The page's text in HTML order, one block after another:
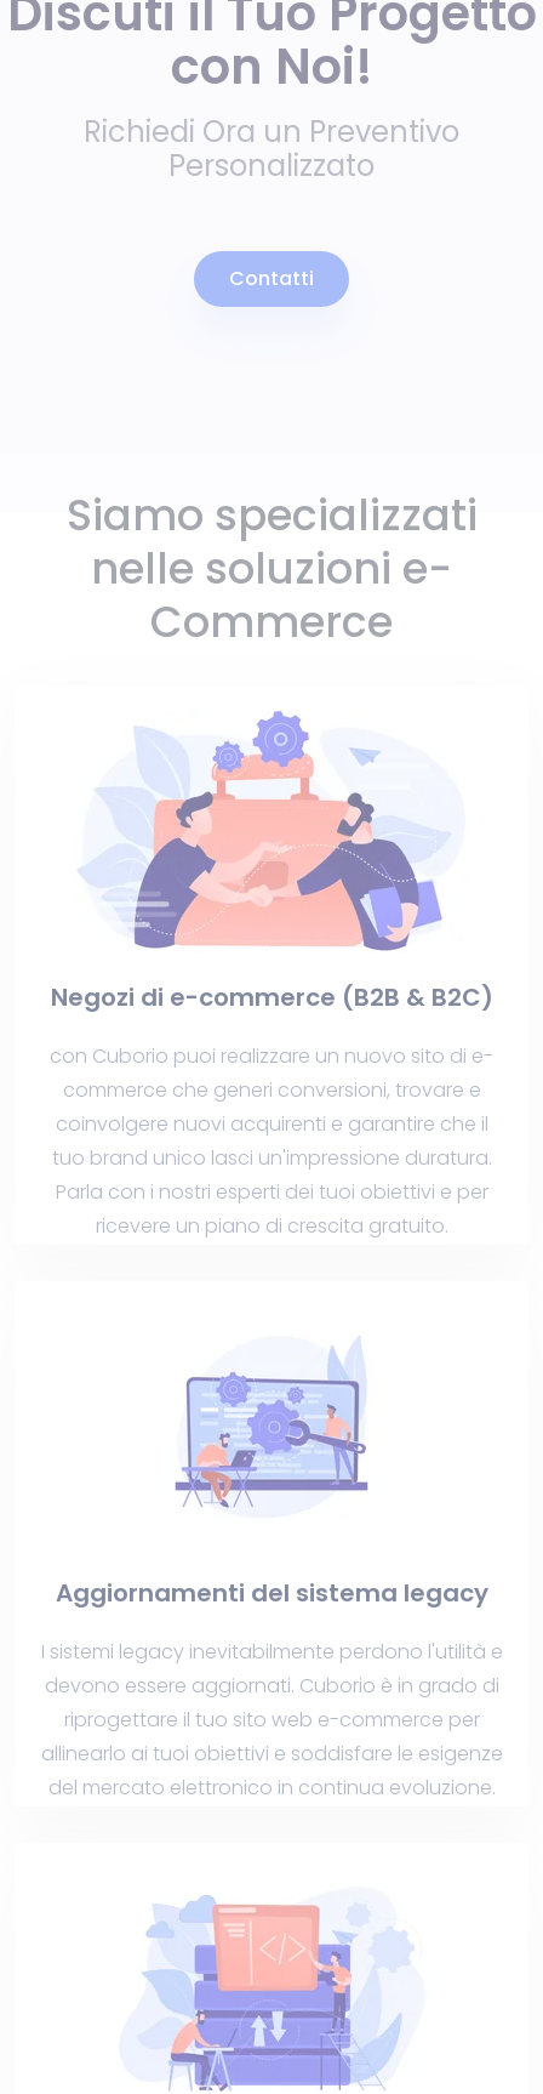
con Noi!
Richiedi Ora un Preventivo
Personalizzato
Contatti
Siamo specializzati
nelle soluzioni e-
Commerce
Negozi di e-commerce (B2B & B2C)
con Cuborio puoi realizzare un nuovo sito di e-
commerce che generi conversioni, trovare e
coinvolgere nuovi acquirenti e garantire che il
tuo brand unico lasci un'impressione duratura.
Parla con i nostri esperti dei tuoi obiettivi e per
ricevere un piano di crescita gratuito.
Aggiornamenti del sistema legacy
I sistemi legacy inevitabilmente perdono l'utilità e
devono essere aggiornati. Cuborio è in grado di
riprogettare il tuo sito web e-commerce per
allinearlo ai tuoi obiettivi e soddisfare le esigenze
del mercato elettronico in continua evoluzione.